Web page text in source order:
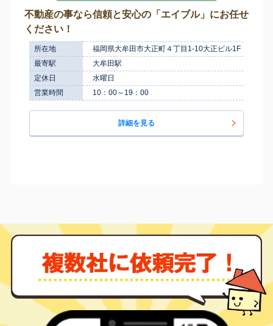
不動産の事なら信頼と安心の「エイブル」にお任せ
ください！
所在地
福岡県大牟田市大正町４丁目1-10大正ビル1F
最寄駅
大牟田駅
定休日
水曜日
営業時間
10：00～19：00
詳細を見る